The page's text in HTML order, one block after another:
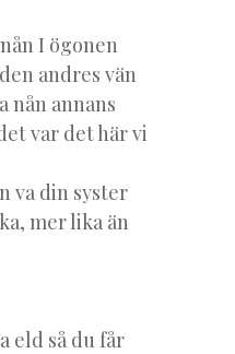
I ögonen
andres vän
nån annans
var det här vi
va din syster
mer lika än
eld så du får